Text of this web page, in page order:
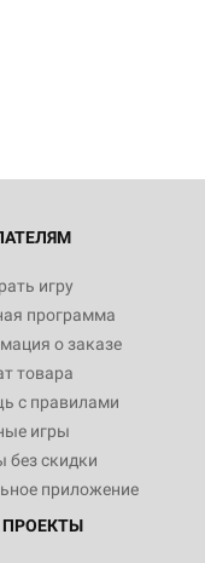
игру
программа
о заказе
товара
с правилами
игры
без скидки
приложение